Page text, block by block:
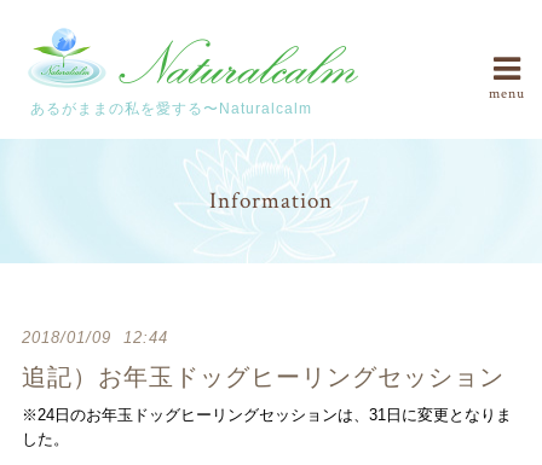
あるがままの私を愛する〜Naturalcalm
menu
Information
2018/01/09 12:44
追記）お年玉ドッグヒーリングセッション
※24日のお年玉ドッグヒーリングセッションは、31日に変更となりま
した。